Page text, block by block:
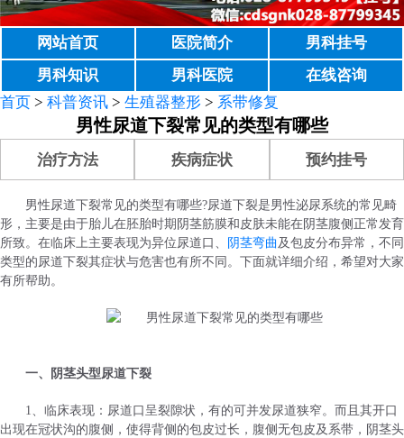
网站首页 医院简介
男科挂号
男科知识
男科医院
在线咨询
首页 > 科普资讯 > 生殖器整形 > 系带修复
男性尿道下裂常见的类型有哪些
治疗方法 疾病症状 预约挂号
男性尿道下裂常见的类型有哪些?尿道下裂是男性泌尿系统的常见畸
形，主要是由于胎儿在胚胎时期阴茎筋膜和皮肤未能在阴茎腹侧正常发育
所致。在临床上主要表现为异位尿道口、
阴茎弯曲 及包皮分布异常，不同
类型的尿道下裂其症状与危害也有所不同。下面就详细介绍，希望对大家
有所帮助。
一、阴茎头型尿道下裂
1、临床表现：尿道口呈裂隙状，有的可并发尿道狭窄。而且其开口
出现在冠状沟的腹侧，使得背侧的包皮过长，腹侧无包皮及系带，阴茎头